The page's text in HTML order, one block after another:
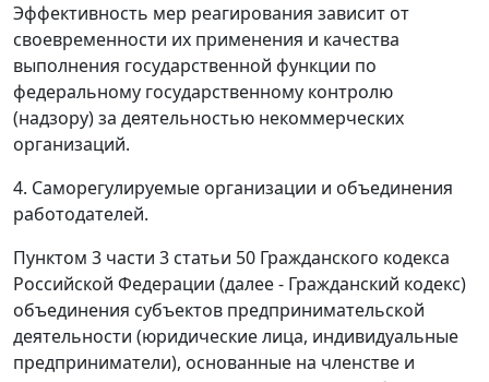
Эффективность мер реагирования зависит от
своевременности их применения и качества
выполнения государственной функции по
федеральному государственному контролю
(надзору) за деятельностью некоммерческих
организаций.
4. Саморегулируемые организации и объединения
работодателей.
Пунктом 3 части 3 статьи 50 Гражданского кодекса
Российской Федерации (далее - Гражданский кодекс)
объединения субъектов предпринимательской
деятельности (юридические лица, индивидуальные
предприниматели), основанные на членстве и